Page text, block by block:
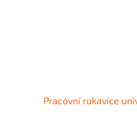
Pracovní rukavice